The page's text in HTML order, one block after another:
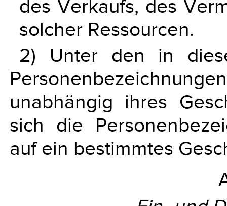
des Verkaufs, des
solcher Ressourcen.
2) Unter den in
unabhängig ihres
sich die
auf ein bestimmtes